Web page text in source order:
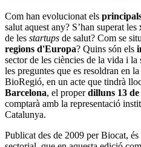
Com han evolucionat els
salut aquest any? S’han superat les
de les startups de salut? Com se
regions d'Europa? Quins són els
sector de les ciències de la vida i la
les preguntes que es resoldran en
BioRegió, en un acte que tindrà
Barcelona, el properdilluns 13
comptarà amb la representació
Catalunya.
Publicat des de 2009 per Biocat,